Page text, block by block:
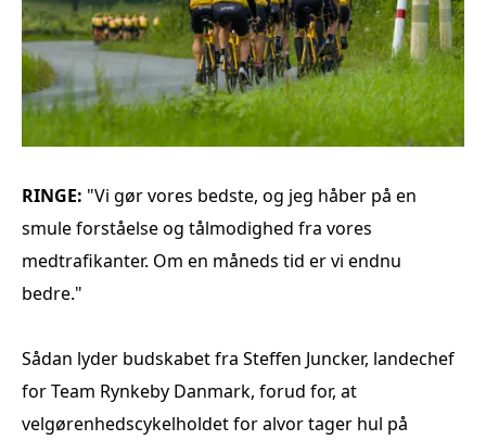
RINGE: "Vi gør vores bedste, og jeg håber på en
smule forståelse og tålmodighed fra vores
medtrafikanter. Om en måneds tid er vi endnu
bedre."
Sådan lyder budskabet fra Steffen Juncker, landechef
for Team Rynkeby Danmark, forud for, at
velgørenhedscykelholdet for alvor tager hul på